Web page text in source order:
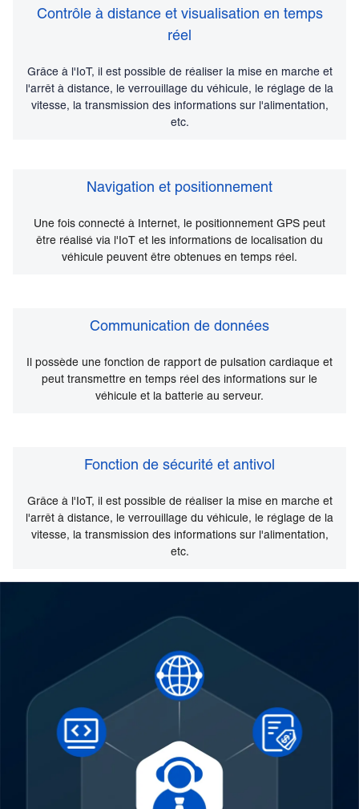
Contrôle à distance et visualisation en temps
réel
Grâce à l'IoT, il est possible de réaliser la mise en marche et
l'arrêt à distance, le verrouillage du véhicule, le réglage de la
vitesse, la transmission des informations sur l'alimentation,
etc.
Navigation et positionnement
Une fois connecté à Internet, le positionnement GPS peut
être réalisé via l'IoT et les informations de localisation du
véhicule peuvent être obtenues en temps réel.
Communication de données
Il possède une fonction de rapport de pulsation cardiaque et
peut transmettre en temps réel des informations sur le
véhicule et la batterie au serveur.
Fonction de sécurité et antivol
Grâce à l'IoT, il est possible de réaliser la mise en marche et
l'arrêt à distance, le verrouillage du véhicule, le réglage de la
vitesse, la transmission des informations sur l'alimentation,
etc.